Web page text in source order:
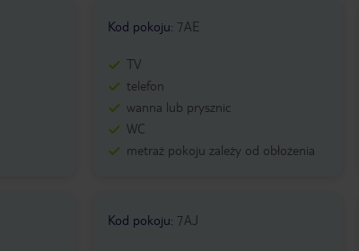
Kod pokoju: 7AE
TV
telefon
wanna lub prysznic
WC
metraż pokoju zależy od obłożenia
Kod pokoju: 7AJ